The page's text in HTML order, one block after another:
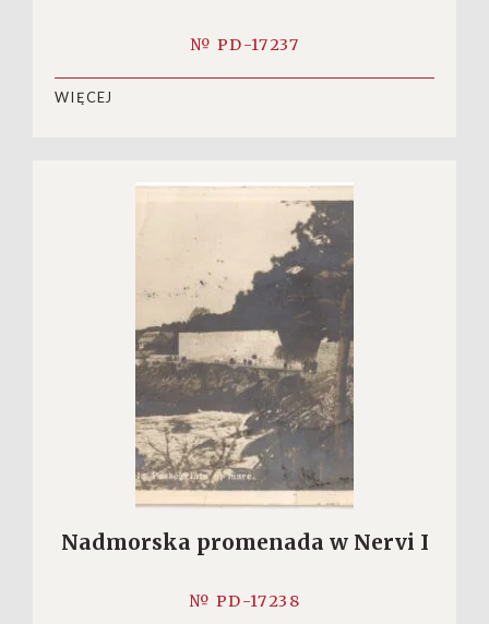
№ PD-17237
WIĘCEJ
Nadmorska promenada w Nervi I
№ PD-17238